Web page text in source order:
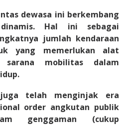
dewasa ini berkembang
Hal ini sebagai
jumlah kendaraan
yang memerlukan alat
sarana mobilitas dalam
telah menginjak era
order angkutan publik
genggaman (cukup